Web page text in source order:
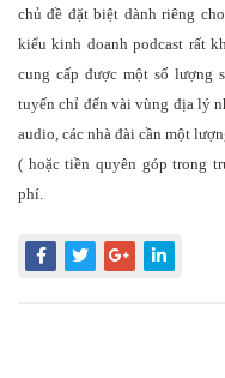
chủ đề đặt biệt dành riêng
kiểu kinh doanh podcast rất
cung cấp được một số lượng
tuyến chỉ đến vài vùng địa lý
audio, các nhà đài cần một
( hoặc tiền quyên góp trong
phí.